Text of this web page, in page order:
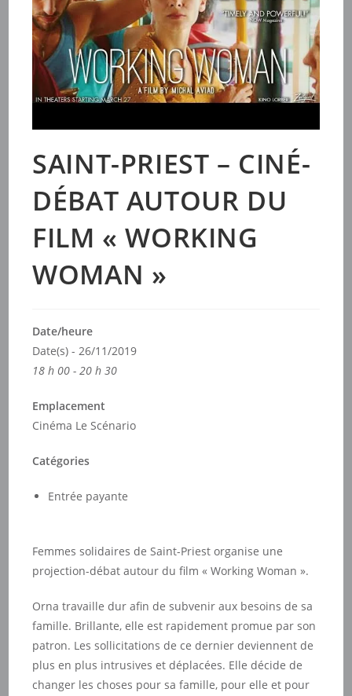
SAINT-PRIEST – CINÉ-
DÉBAT AUTOUR DU
FILM « WORKING
WOMAN »
Date/heure
Date(s) - 26/11/2019
18 h 00 - 20 h 30
Emplacement
Cinéma Le Scénario
Catégories
Entrée payante
Femmes solidaires de Saint-Priest organise une
projection-débat autour du film « Working Woman ».
Orna travaille dur afin de subvenir aux besoins de sa
famille. Brillante, elle est rapidement promue par son
patron. Les sollicitations de ce dernier deviennent de
plus en plus intrusives et déplacées. Elle décide de
changer les choses pour sa famille, pour elle et pour